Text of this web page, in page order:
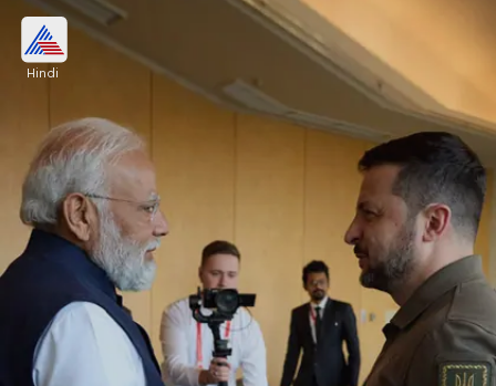
पीएम जेम्स मारापे ने प्रधानमंत्री नरेंद्र मोदी से मुलाकत
FIPIC शिखर सम्मेलन में पापुआ न्यू गिनी के पीएम जेम्स मारापे ने
प्रधानमंत्री नरेंद्र मोदी से कहा कि प्रशांत द्वीप देश भारत के
Image credits: PTI
Hindi